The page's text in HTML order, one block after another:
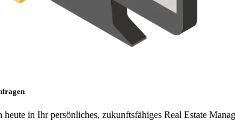
heute in Ihr persönliches, zukunftsfähiges Real Estate